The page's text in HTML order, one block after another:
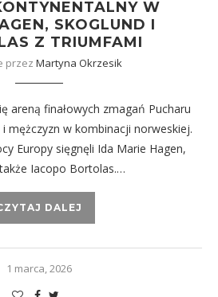
W
SKOGLUND I
Z TRIUMFAMI
przez Martyna Okrzesik
areną finałowych zmagań Pucharu
mężczyzn w kombinacji norweskiej.
Europy sięgnęli Ida Marie Hagen,
Iacopo Bortolas.…
DALEJ
1 marca, 2026